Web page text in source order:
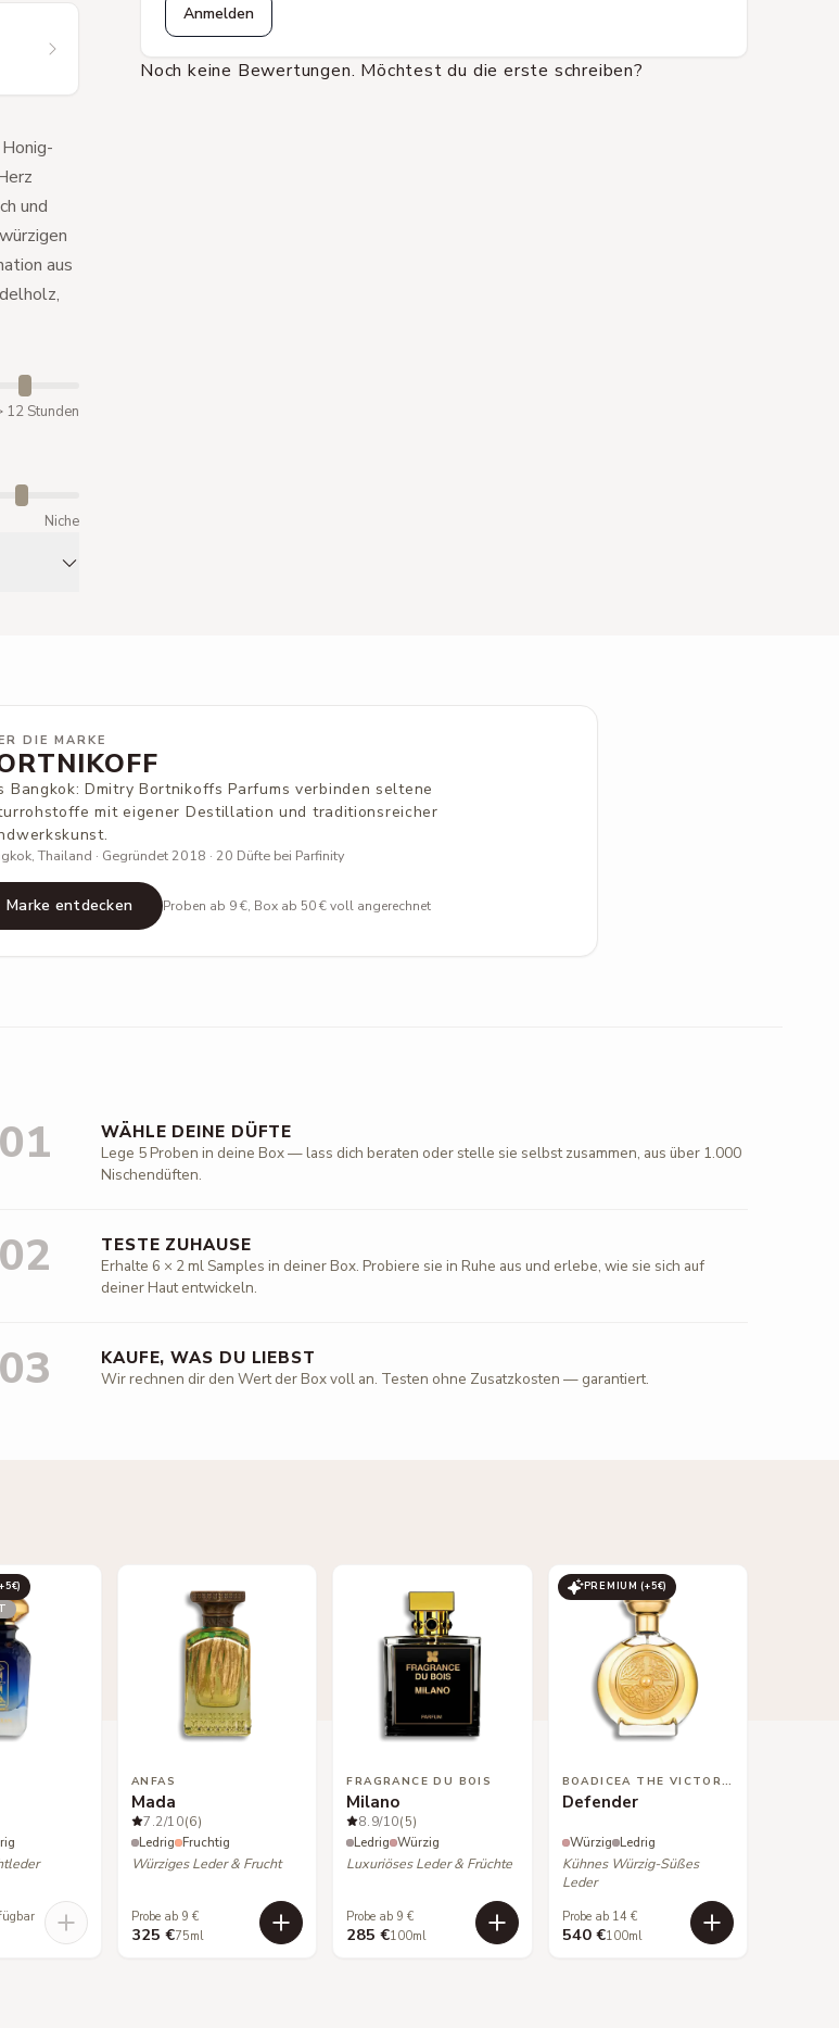
und
aus
12 Stunden
Niche
Anmelden
Noch keine Bewertungen. Möchtest du die erste schreiben?
DIE MARKE
Bangkok: Dmitry Bortnikoffs Parfums verbinden seltene
mit eigener Destillation und traditionsreicher
Thailand · Gegründet 2018 · 20 Düfte bei Parfinity
Marke entdecken Proben ab 9 €, Box ab 50 € voll angerechnet
01 WÄHLE DEINE DÜFTE
Lege 5 Proben in deine Box — lass dich beraten oder stelle sie selbst zusammen, aus über 1.000
Nischendüften.
02 TESTE ZUHAUSE
Erhalte 6 × 2 ml Samples in deiner Box. Probiere sie in Ruhe aus und erlebe, wie sie sich auf
deiner Haut entwickeln.
03 KAUFE, WAS DU LIEBST
Wir rechnen dir den Wert der Box voll an. Testen ohne Zusatzkosten — garantiert.
5€)
ANFAS
Mada
7.2/10(6)
Ledrig Fruchtig
Würziges Leder & Frucht
Probe ab 9 €
325 €75ml
FRAGRANCE DU BOIS
Milano
8.9/10(5)
Ledrig Würzig
Luxuriöses Leder & Früchte
Probe ab 9 €
285 €100ml
PREMIUM (+5€)
BOADICEA THE VICTORIOUS
Defender
Würzig Ledrig
Kühnes Würzig-Süßes
Leder
Probe ab 14 €
540 €100ml